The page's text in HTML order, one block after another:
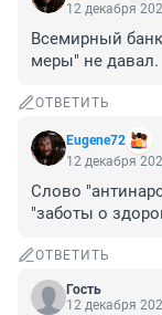
12 декабря
Всемирный
меры" не давал.
ОТВЕТИТЬ
Eugene72
12 декабря
Слово
"заботы о
ОТВЕТИТЬ
Гость
12 декабря